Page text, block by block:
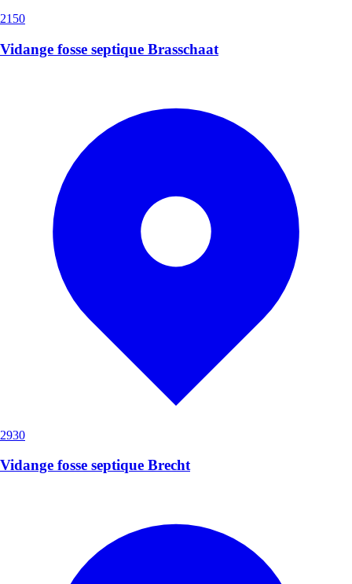
2150
Vidange fosse septique Brasschaat
2930
Vidange fosse septique Brecht